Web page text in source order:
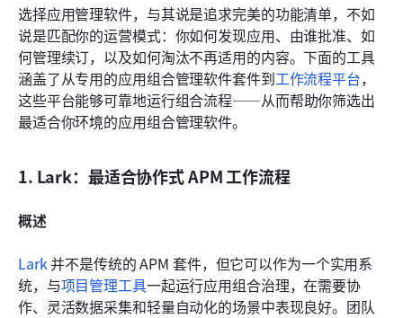
选择应用管理软件，与其说是追求完美的功能清单，不如
说是匹配你的运营模式：你如何发现应用、由谁批准、如
何管理续订，以及如何淘汰不再适用的内容。下面的工具
涵盖了从专用的应用组合管理软件套件到工作流程平台，
这些平台能够可靠地运行组合流程——从而帮助你筛选出
最适合你环境的应用组合管理软件。
1. Lark：最适合协作式 APM 工作流程
概述
Lark 并不是传统的 APM 套件，但它可以作为一个实用系
统，与项目管理工具一起运行应用组合治理，在需要协
作、灵活数据采集和轻量自动化的场景中表现良好。团队